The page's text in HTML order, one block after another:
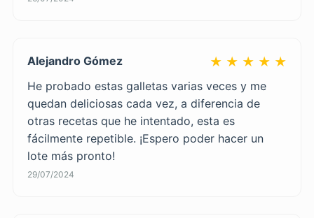
Alejandro Gómez ★ ★ ★ ★ ★
He probado estas galletas varias veces y me
quedan deliciosas cada vez, a diferencia de
otras recetas que he intentado, esta es
fácilmente repetible. ¡Espero poder hacer un
lote más pronto!
29/07/2024